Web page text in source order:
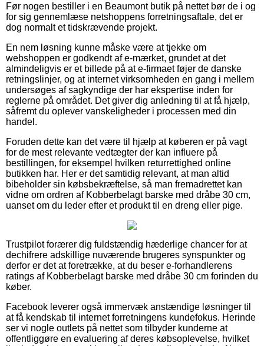
Før nogen bestiller i en Beaumont butik på nettet bør de i og
for sig gennemlæse netshoppens forretningsaftale, det er
dog normalt et tidskrævende projekt.
En nem løsning kunne måske være at tjekke om
webshoppen er godkendt af e-mærket, grundet at det
almindeligvis er et billede på at e-firmaet føjer de danske
retningslinjer, og at internet virksomheden en gang i mellem
undersøges af sagkyndige der har ekspertise inden for
reglerne på området. Det giver dig anledning til at få hjælp,
såfremt du oplever vanskeligheder i processen med din
handel.
Foruden dette kan det være til hjælp at køberen er på vagt
for de mest relevante vedtægter der kan influere på
bestillingen, for eksempel hvilken returrettighed online
butikken har. Her er det samtidig relevant, at man altid
bibeholder sin købsbekræftelse, så man fremadrettet kan
vidne om ordren af Kobberbelagt barske med dråbe 30 cm,
uanset om du leder efter et produkt til en dreng eller pige.
Trustpilot forærer dig fuldstændig hæderlige chancer for at
dechifrere adskillige nuværende brugeres synspunkter og
derfor er det at foretrække, at du beser e-forhandlerens
ratings af Kobberbelagt barske med dråbe 30 cm forinden du
køber.
Facebook leverer også immervæk anstændige løsninger til
at få kendskab til internet forretningens kundefokus. Herinde
ser vi nogle outlets på nettet som tilbyder kunderne at
offentliggøre en evaluering af deres købsoplevelse, hvilket